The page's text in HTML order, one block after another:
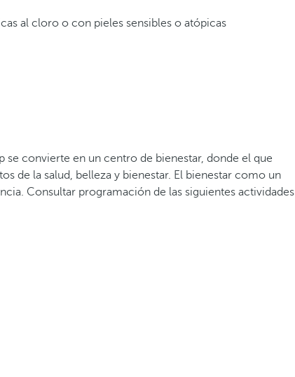
al cloro o con pieles sensibles o atópicas
convierte en un centro de bienestar, donde el que
de la salud, belleza y bienestar. El bienestar como un
Consultar programación de las siguientes actividades